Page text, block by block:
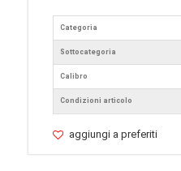
Categoria
Sottocategoria
Calibro
Condizioni articolo
aggiungi a preferiti